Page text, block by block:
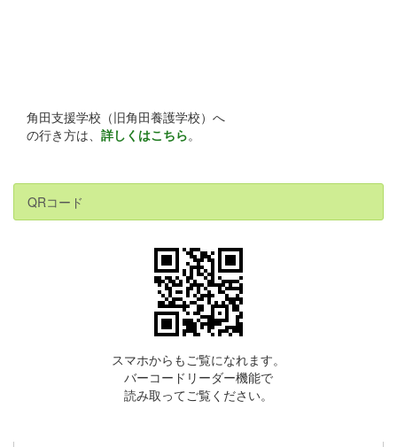
角田支援学校（旧角田養護学校）へ
の行き方は、 詳しくはこちら。
QRコード
スマホからもご覧になれます。
バーコードリーダー機能で
読み取ってご覧ください。